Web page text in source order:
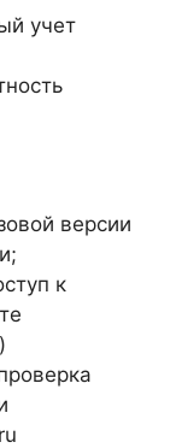
учет
версии
к